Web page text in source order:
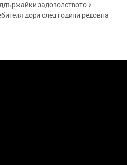
задоволството и
дори след години редовна